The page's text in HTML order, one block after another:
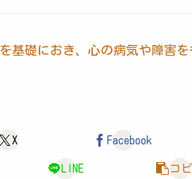
基礎におき、心の病気や障害
X Facebook
LINE コ